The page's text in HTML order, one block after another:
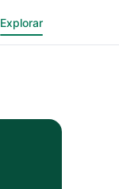
Explorar